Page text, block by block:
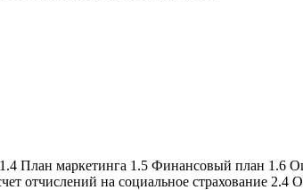
План маркетинга 1.5 Финансовый план 1.6
отчислений на социальное страхование 2.4